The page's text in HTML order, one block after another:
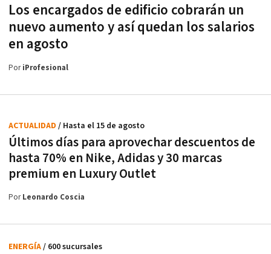
Los encargados de edificio cobrarán un
nuevo aumento y así quedan los salarios
en agosto
PoriProfesional
Últimos días para aprovechar descuentos de
hasta 70% en Nike, Adidas y 30 marcas
premium en Luxury Outlet
ACTUALIDAD / Hasta el 15 de agosto
PorLeonardo Coscia
ENERGÍA/ 600 sucursales